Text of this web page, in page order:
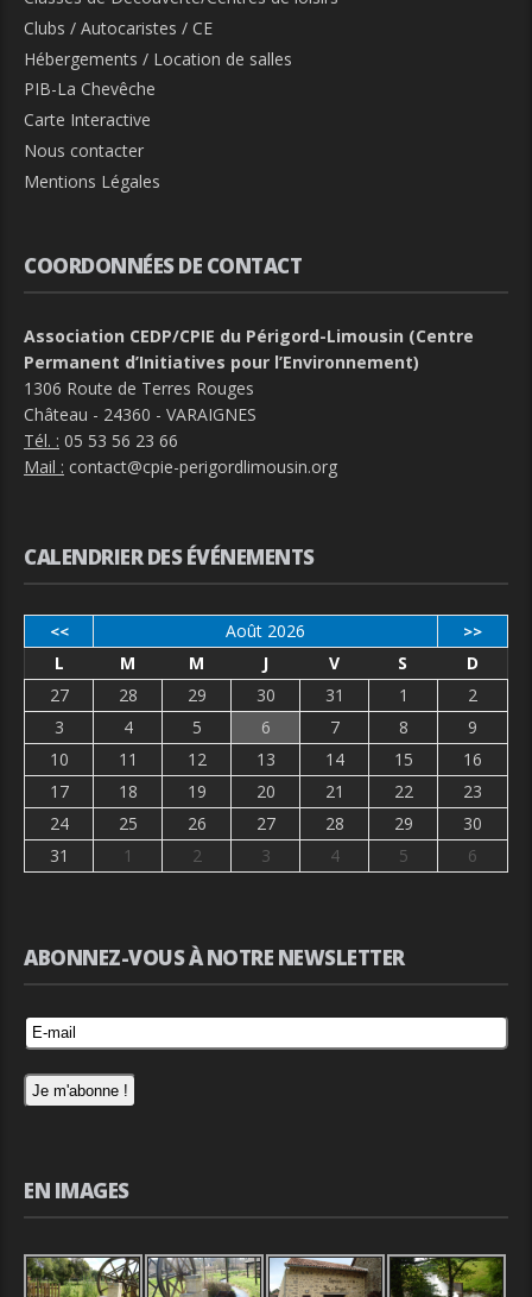
Clubs / Autocaristes / CE
Hébergements / Location de salles
PIB-La Chevêche
Carte Interactive
Nous contacter
Mentions Légales
COORDONNÉES DE CONTACT
Association CEDP/CPIE du Périgord-Limousin (Centre
Permanent d’Initiatives pour l’Environnement)
1306 Route de Terres Rouges
Château - 24360 - VARAIGNES
Tél. : 05 53 56 23 66
Mail : contact@cpie-perigordlimousin.org
CALENDRIER DES ÉVÉNEMENTS
<< Août 2026 >>
L M M J V S
D
27
28 29 30 31 1
2
3
4 5 6 7 8
9
10
11 12 13 14 15
16
17
18 19 20 21 22
23
24
25 26 27 28 29
30
31
1 2 3 4 5 6
ABONNEZ-VOUS À NOTRE NEWSLETTER
EN IMAGES